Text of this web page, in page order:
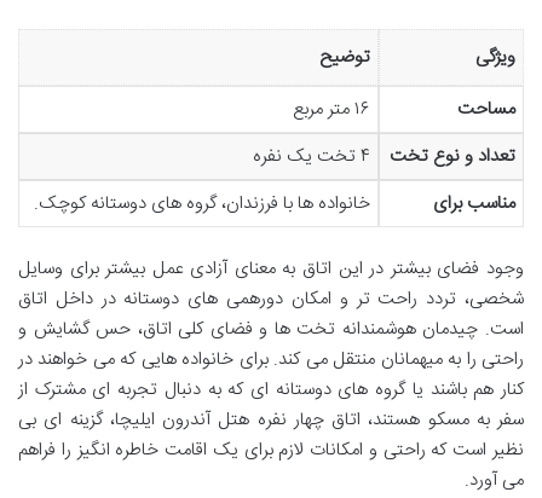
ویژگی
توضیح
مساحت
۱۶ متر مربع
تعداد و نوع تخت
۴ تخت یک نفره
مناسب برای
خانواده ها با فرزندان، گروه های دوستانه کوچک.
وجود فضای بیشتر در این اتاق به معنای آزادی عمل بیشتر برای وسایل
شخصی، تردد راحت تر و امکان دورهمی های دوستانه در داخل اتاق
است. چیدمان هوشمندانه تخت ها و فضای کلی اتاق، حس گشایش و
راحتی را به میهمانان منتقل می کند. برای خانواده هایی که می خواهند در
کنار هم باشند یا گروه های دوستانه ای که به دنبال تجربه ای مشترک از
سفر به مسکو هستند، اتاق چهار نفره هتل آندرون ایلیچا، گزینه ای بی
نظیر است که راحتی و امکانات لازم برای یک اقامت خاطره انگیز را فراهم
می آورد.